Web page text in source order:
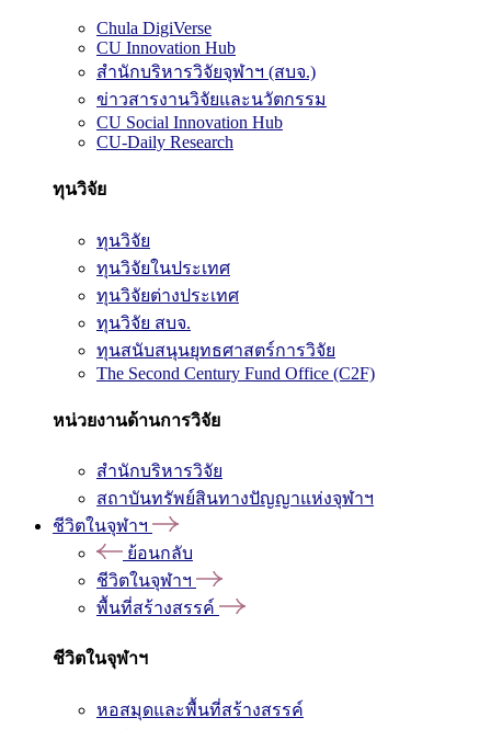
Chula DigiVerse
CU Innovation Hub
สำนักบริหารวิจัยจุฬาฯ (สบจ.)
ข่าวสารงานวิจัยและนวัตกรรม
CU Social Innovation Hub
CU-Daily Research
ทุนวิจัย
ทุนวิจัย
ทุนวิจัยในประเทศ
ทุนวิจัยต่างประเทศ
ทุนวิจัย สบจ.
ทุนสนับสนุนยุทธศาสตร์การวิจัย
The Second Century Fund Office (C2F)
หน่วยงานด้านการวิจัย
สำนักบริหารวิจัย
สถาบันทรัพย์สินทางปัญญาแห่งจุฬาฯ
ชีวิตในจุฬาฯ
ย้อนกลับ
ชีวิตในจุฬาฯ
พื้นที่สร้างสรรค์
ชีวิตในจุฬาฯ
หอสมุดและพื้นที่สร้างสรรค์